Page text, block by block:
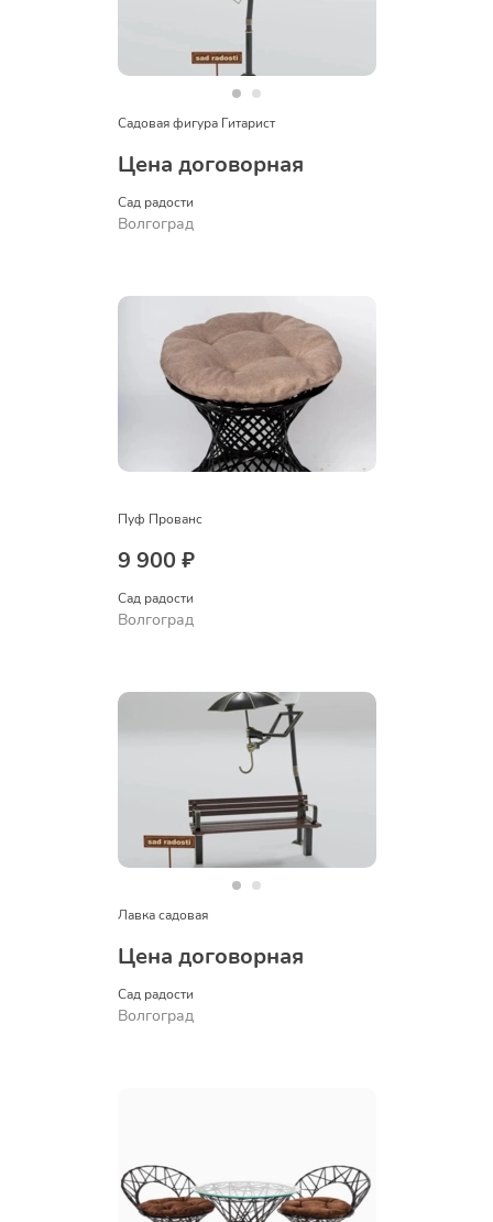
Садовая фигура Гитарист
Цена договорная
Сад радости
Волгоград
Пуф Прованс
9 900 ₽
Сад радости
Волгоград
Лавка садовая
Цена договорная
Сад радости
Волгоград